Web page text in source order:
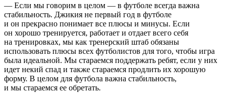
— Если мы говорим в целом — в футболе всегда важна
стабильность. Джикия не первый год в футболе
и он прекрасно понимает все плюсы и минусы. Если
он хорошо тренируется, работает и отдает всего себя
на тренировках, мы как тренерский штаб обязаны
использовать плюсы всех футболистов для того, чтобы игра
была идеальной. Мы стараемся поддержать ребят, если у них
идет некий спад и также стараемся продлить их хорошую
форму. В целом для футбола важна стабильность,
и мы стараемся ее обретать.